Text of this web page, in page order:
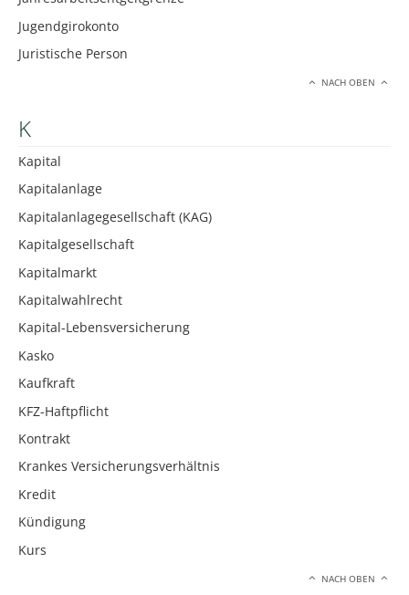
Jugendgirokonto
Juristische Person
NACH OBEN
K
Kapital
Kapitalanlage
Kapitalanlagegesellschaft (KAG)
Kapitalgesellschaft
Kapitalmarkt
Kapitalwahlrecht
Kapital-Lebensversicherung
Kasko
Kaufkraft
KFZ-Haftpflicht
Kontrakt
Krankes Versicherungsverhältnis
Kredit
Kündigung
Kurs
NACH OBEN